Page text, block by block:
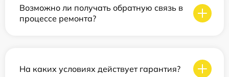
Возможно ли получать обратную связь в
процессе ремонта?
На каких условиях действует гарантия?